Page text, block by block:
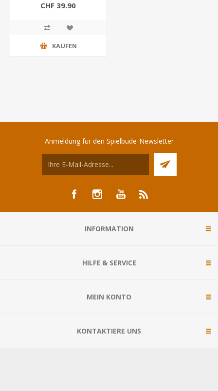
CHF 39.90
KAUFEN
Anmeldung für den Spielbude-Newsletter
INFORMATION
HILFE & SERVICE
MEIN KONTO
KONTAKTIERE UNS